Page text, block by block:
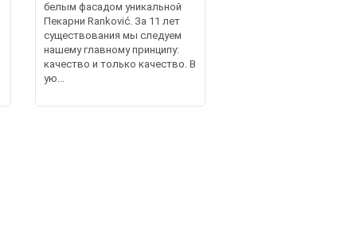
белым фасадом уникальной
Пекарни Ranković. За 11 лет
существования мы следуем
нашему главному принципу:
качество и только качество. В
ую...